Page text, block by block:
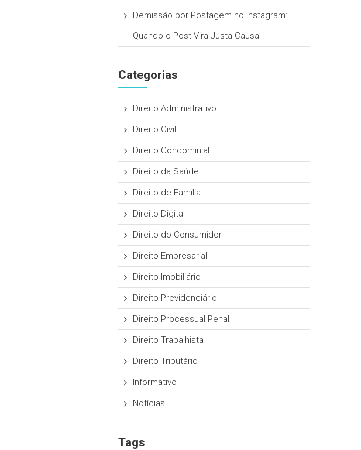
Demissão por Postagem no Instagram:
Quando o Post Vira Justa Causa
Categorias
Direito Administrativo
Direito Civil
Direito Condominial
Direito da Saúde
Direito de Família
Direito Digital
Direito do Consumidor
Direito Empresarial
Direito Imobiliário
Direito Previdenciário
Direito Processual Penal
Direito Trabalhista
Direito Tributário
Informativo
Notícias
Tags